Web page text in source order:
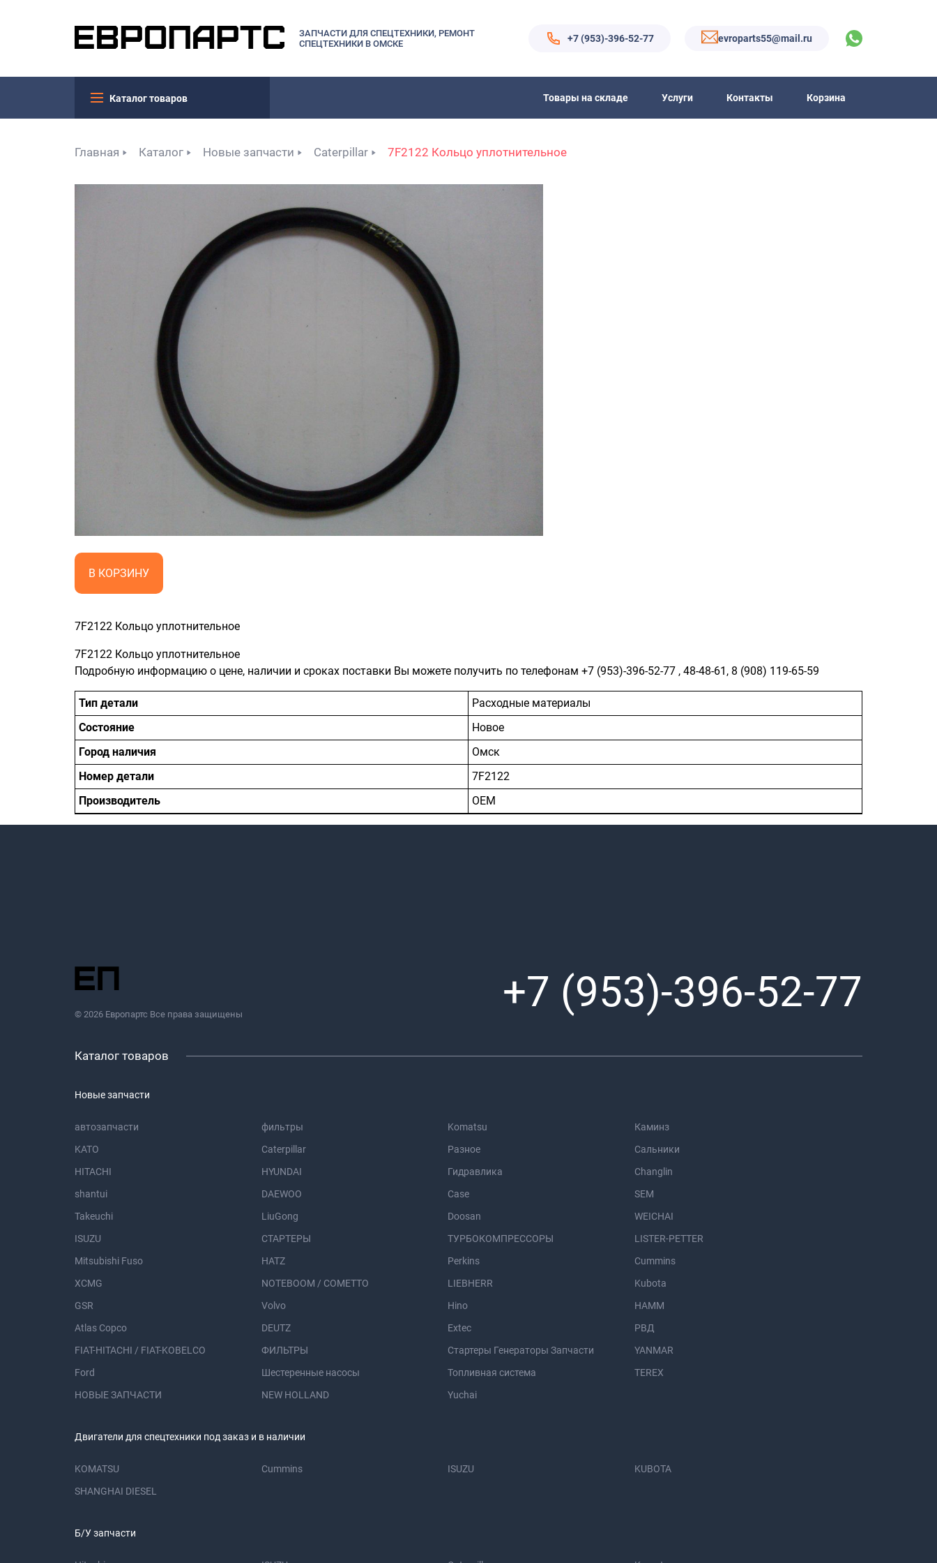
ЗАПЧАСТИ ДЛЯ СПЕЦТЕХНИКИ, РЕМОНТ
СПЕЦТЕХНИКИ В ОМСКЕ
+7 (953)-396-52-77 evroparts55@mail.ru
Каталог товаров Товары на складе Услуги Контакты Корзина
Главная Каталог Новые запчасти Caterpillar 7F2122 Кольцо уплотнительное
В КОРЗИНУ
7F2122 Кольцо уплотнительное
7F2122 Кольцо уплотнительное
Подробную информацию о цене, наличии и сроках поставки Вы можете получить по телефонам +7 (953)-396-52-77 , 48-48-61 , 8 (908) 119-65-59
Тип детали
Расходные материалы
Состояние
Новое
Город наличия
Омск
Номер детали
7F2122
Производитель
ОЕМ
© 2026 Европартс Все права защищены +7 (953)-396-52-77
Каталог товаров
Новые запчасти
автозапчасти фильтры Komatsu
Каминз
KATO
Caterpillar Разное
Сальники
HITACHI
HYUNDAI Гидравлика
Changlin
shantui
DAEWOO Case
SEM
Takeuchi
LiuGong Doosan
WEICHAI
ISUZU
СТАРТЕРЫ ТУРБОКОМПРЕССОРЫ
LISTER-PETTER
Mitsubishi Fuso
HATZ Perkins
Cummins
XCMG
NOTEBOOM / COMETTO LIEBHERR
Kubota
GSR
Volvo Hino
HAMM
Atlas Copco
DEUTZ Extec
РВД
FIAT-HITACHI / FIAT-KOBELCO
ФИЛЬТРЫ Стартеры Генераторы Запчасти
YANMAR
Ford
Шестеренные насосы Топливная система
TEREX
НОВЫЕ ЗАПЧАСТИ
NEW HOLLAND Yuchai
Двигатели для спецтехники под заказ и в наличии
KOMATSU Cummins ISUZU
KUBOTA
SHANGHAI DIESEL
Б/У запчасти